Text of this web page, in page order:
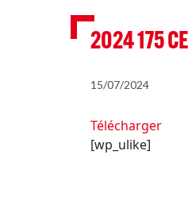
2024 175
15/07/2024
Télécharger
[wp_ulike]